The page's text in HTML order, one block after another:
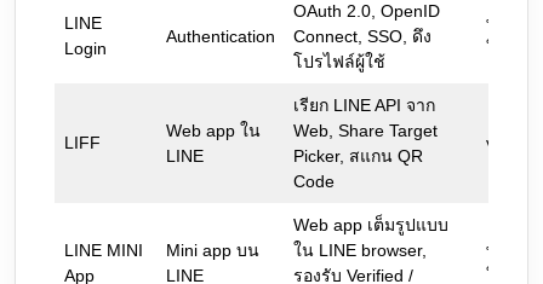
LINE
Login
Authentication
OAuth 2.0, OpenID
Connect, SSO, ดึง
โปรไฟล์ผู้ใช้
พร้อม
ใช้งาน
LIFF
Web app ใน
LINE
เรียก LINE API จาก
Web, Share Target
Picker, สแกน QR
Code
v2.27.3
LINE MINI
App
Mini app บน
LINE
Web app เต็มรูปแบบ
ใน LINE browser,
รองรับ Verified /
พร้อม
ใช้งาน